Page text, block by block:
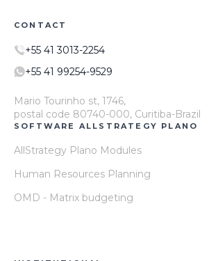
CONTACT
+55 41 3013-2254
+55 41 99254-9529
Mario Tourinho st, 1746,
postal code 80740-000, Curitiba-Brazil
SOFTWARE ALLSTRATEGY PLANO
AllStrategy Plano Modules
Human Resources Planning
OMD - Matrix budgeting